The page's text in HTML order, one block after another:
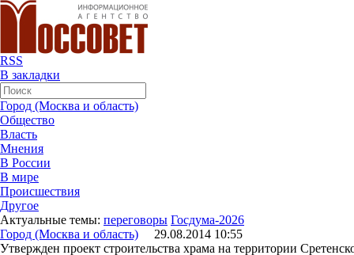
RSS
В закладки
Город (Москва и область)
Общество
Власть
Мнения
В России
В мире
Происшествия
Другое
Актуальные темы: переговоры Госдума-2026
Город (Москва и область) 29.08.2014 10:55
Утвержден проект строительства храма на территории